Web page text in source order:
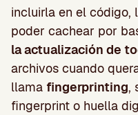
incluirla en el código,
poder cachear por
la actualización de
archivos cuando
llama fingerprinting,
fingerprint o huella